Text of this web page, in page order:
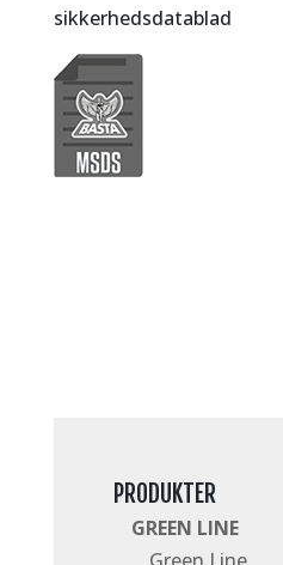
sikkerhedsdatablad
PRODUKTER
GREEN LINE